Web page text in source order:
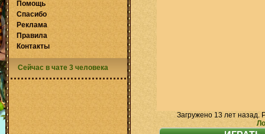
Загружено 13 лет назад.
Помощь
Спасибо
Реклама
Правила
Контакты
Сейчас в чате 3 человека